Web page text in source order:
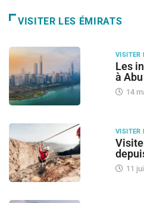
VISITER LES ÉMIRATS
VISITER
Les
à
14
VISITER
11